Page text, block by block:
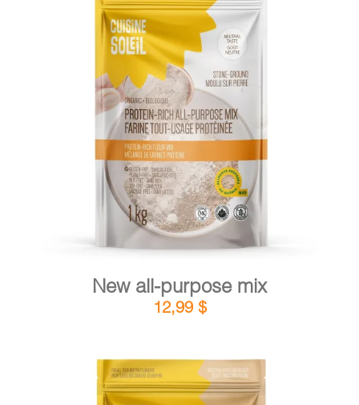
CART
FR
ADD TO CART / DETAILS
New all-purpose mix
12,99 $